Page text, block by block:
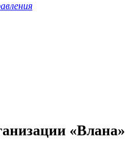
«Влана»